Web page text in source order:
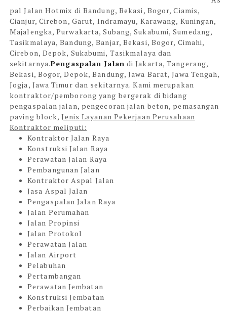
pal Jalan Hotmix di Bandung, Bekasi, Bogor, Ciamis,
Cianjur, Cirebon, Garut, Indramayu, Karawang, Kuningan,
Majalengka, Purwakarta, Subang, Sukabumi, Sumedang,
Tasikmalaya, Bandung, Banjar, Bekasi, Bogor, Cimahi,
Cirebon, Depok, Sukabumi, Tasikmalaya dan
sekitarnya.Pengaspalan Jalan di Jakarta, Tangerang,
Bekasi, Bogor, Depok, Bandung, Jawa Barat, Jawa Tengah,
Jogja, Jawa Timur dan sekitarnya. Kami merupakan
kontraktor/pemborong yang bergerak di bidang
pengaspalan jalan, pengecoran jalan beton, pemasangan
paving block,Jenis Layanan Pekerjaan Perusahaan
Kontraktor meliputi:
Kontraktor Jalan Raya
Konstruksi Jalan Raya
Perawatan Jalan Raya
Pembangunan Jalan
Kontraktor Aspal Jalan
Jasa Aspal Jalan
Pengaspalan Jalan Raya
Jalan Perumahan
Jalan Propinsi
Jalan Protokol
Perawatan Jalan
Jalan Airport
Pelabuhan
Pertambangan
Perawatan Jembatan
Konstruksi Jembatan
Perbaikan Jembatan